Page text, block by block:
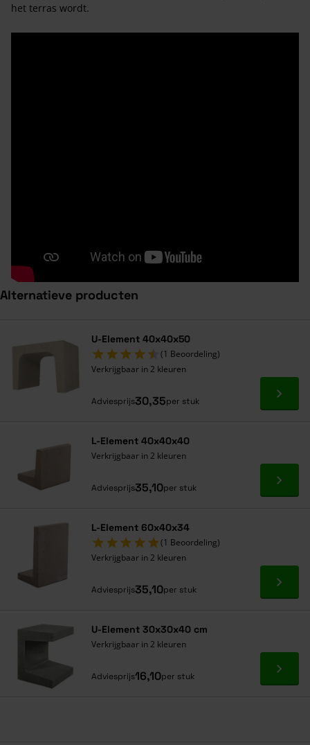
het terras wordt.
Alternatieve producten
U-Element 40x40x50
(1 Beoordeling)
Verkrijgbaar in 2 kleuren
Adviesprijs30,35per stuk Ga
L-Element 40x40x40
Verkrijgbaar in 2 kleuren
Adviesprijs35,10per stuk Ga
L-Element 60x40x34
(1 Beoordeling)
Verkrijgbaar in 2 kleuren
Adviesprijs35,10per stuk Ga
U-Element 30x30x40 cm
Verkrijgbaar in 2 kleuren
Adviesprijs16,10per stuk Ga